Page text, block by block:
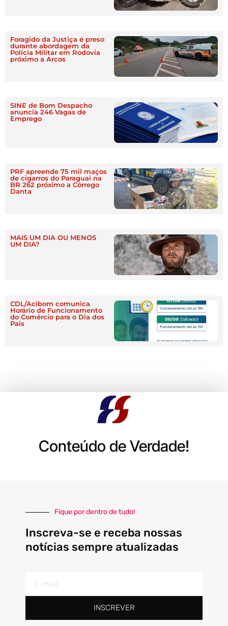
Foragido da Justiça é preso
durante abordagem da
Polícia Militar em Rodovia
próximo a Arcos
SINE de Bom Despacho
anuncia 246 Vagas de
Emprego
PRF apreende 75 mil maços
de cigarros do Paraguai na
BR 262 próximo a Córrego
Danta
MAIS UM DIA OU MENOS
UM DIA?
CDL/Acibom comunica
Horário de Funcionamento
do Comércio para o Dia dos
Pais
Conteúdo de Verdade!
Fique por dentro de tudo!
Inscreva-se e receba nossas
notícias sempre atualizadas
mail
INSCREVER